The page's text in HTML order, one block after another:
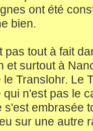
ont été
bien.
tout à fait
et surtout à
Translohr. Le
n'est pas le
s'est embrasée
sur une autre